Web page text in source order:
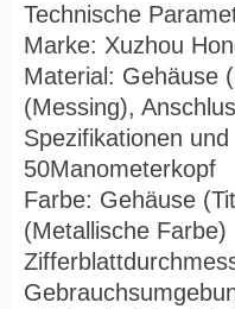
Technische
Marke: Xuzhou
Material: Gehäuse
(Messing),
Spezifikationen und
50Manometerkopf
Farbe: Gehäuse
(Metallische Farbe)